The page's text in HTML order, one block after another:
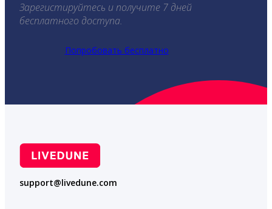
Зарегистируйтесь и получите 7 дней
бесплатного доступа.
Попробовать бесплатно
support@livedune.com